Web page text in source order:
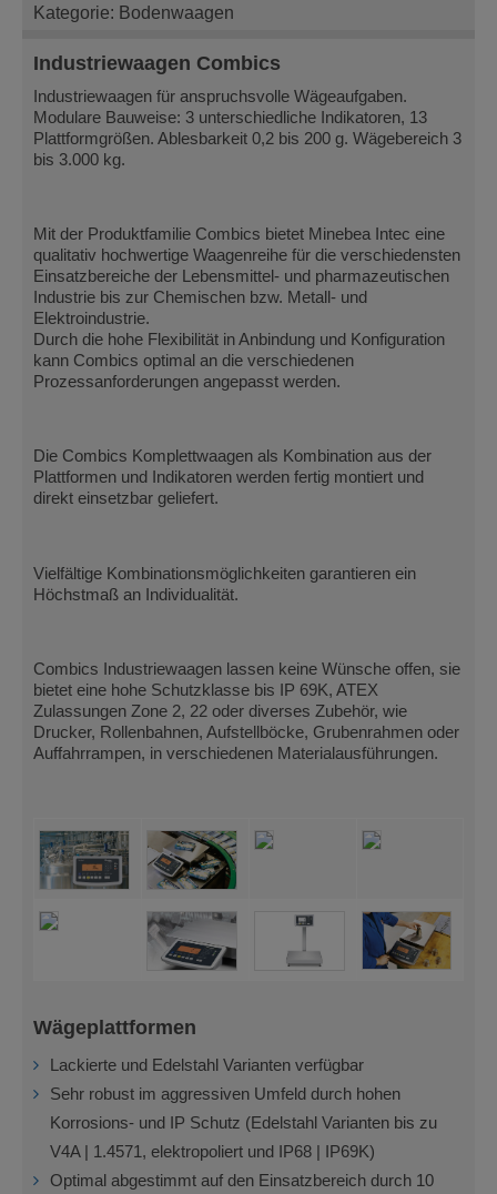
Kategorie: Bodenwaagen
Industriewaagen Combics
Industriewaagen für anspruchsvolle Wägeaufgaben.
Modulare Bauweise: 3 unterschiedliche Indikatoren, 13
Plattformgrößen. Ablesbarkeit 0,2 bis 200 g. Wägebereich 3
bis 3.000 kg.
Mit der Produktfamilie Combics bietet Minebea Intec eine
qualitativ hochwertige Waagenreihe für die verschiedensten
Einsatzbereiche der Lebensmittel- und pharmazeutischen
Industrie bis zur Chemischen bzw. Metall- und
Elektroindustrie.
Durch die hohe Flexibilität in Anbindung und Konfiguration
kann Combics optimal an die verschiedenen
Prozessanforderungen angepasst werden.
Die Combics Komplettwaagen als Kombination aus der
Plattformen und Indikatoren werden fertig montiert und
direkt einsetzbar geliefert.
Vielfältige Kombinationsmöglichkeiten garantieren ein
Höchstmaß an Individualität.
Combics Industriewaagen lassen keine Wünsche offen, sie
bietet eine hohe Schutzklasse bis IP 69K, ATEX
Zulassungen Zone 2, 22 oder diverses Zubehör, wie
Drucker, Rollenbahnen, Aufstellböcke, Grubenrahmen oder
Auffahrrampen, in verschiedenen Materialausführungen.
Wägeplattformen
Lackierte und Edelstahl Varianten verfügbar
Sehr robust im aggressiven Umfeld durch hohen
Korrosions- und IP Schutz (Edelstahl Varianten bis zu
V4A | 1.4571, elektropoliert und IP68 | IP69K)
Optimal abgestimmt auf den Einsatzbereich durch 10